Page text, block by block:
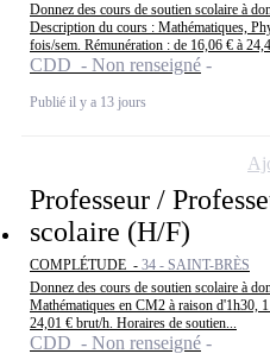
Donnez des cours de soutien scolaire à
Description du cours : Mathématiques,
fois/sem. Rémunération : de 16,06 € à
CDD - Non renseigné
Publié il y a 13 jours
Professeur /
scolaire (H/F)
COMPLÉTUDE - 34 - SAINT-BRÈS
Donnez des cours de soutien scolaire à
Mathématiques en CM2 à raison d'1h30,
24,01 € brut/h. Horaires de soutien...
CDD - Non renseigné